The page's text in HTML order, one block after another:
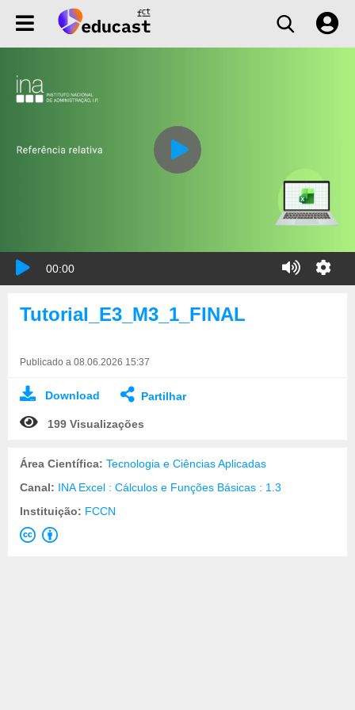
00:00
Tutorial_E3_M3_1_FINAL
Publicado a 08.06.2026 15:37
Download Partilhar
199 Visualizações
Área Científica: Tecnologia e Ciências Aplicadas
Canal: INA Excel : Cálculos e Funções Básicas : 1.3
Instituição: FCCN